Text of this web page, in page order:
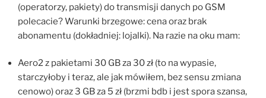
(operatorzy, pakiety) do transmisji danych po GSM
polecacie? Warunki brzegowe: cena oraz brak
abonamentu (dokładniej: lojalki). Na razie na oku mam:
Aero2 z pakietami 30 GB za 30 zł (to na wypasie,
starczyłoby i teraz, ale jak mówiłem, bez sensu zmiana
cenowo) oraz 3 GB za 5 zł (brzmi bdb i jest spora szansa,